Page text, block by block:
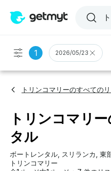
1 2026/05/23
トリンコマリーのすべての
トリンコマリ
タル
ボートレンタル スリランカ 東
トリンコマリー